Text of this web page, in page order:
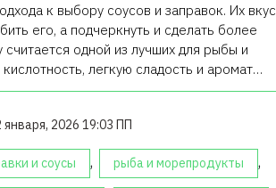
к выбору соусов и заправок. Их вкус
его, а подчеркнуть и сделать более
одной из лучших для рыбы и
легкую сладость и аромат…
января, 2026 19:03 ПП
и соусы , рыба и морепродукты ,